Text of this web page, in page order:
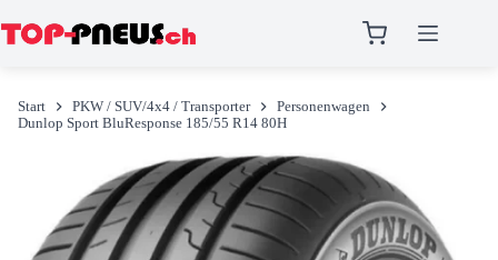
springen
Start PKW / SUV/4x4 / Transporter
Personenwagen
Dunlop Sport BluResponse 185/55 R14 80H